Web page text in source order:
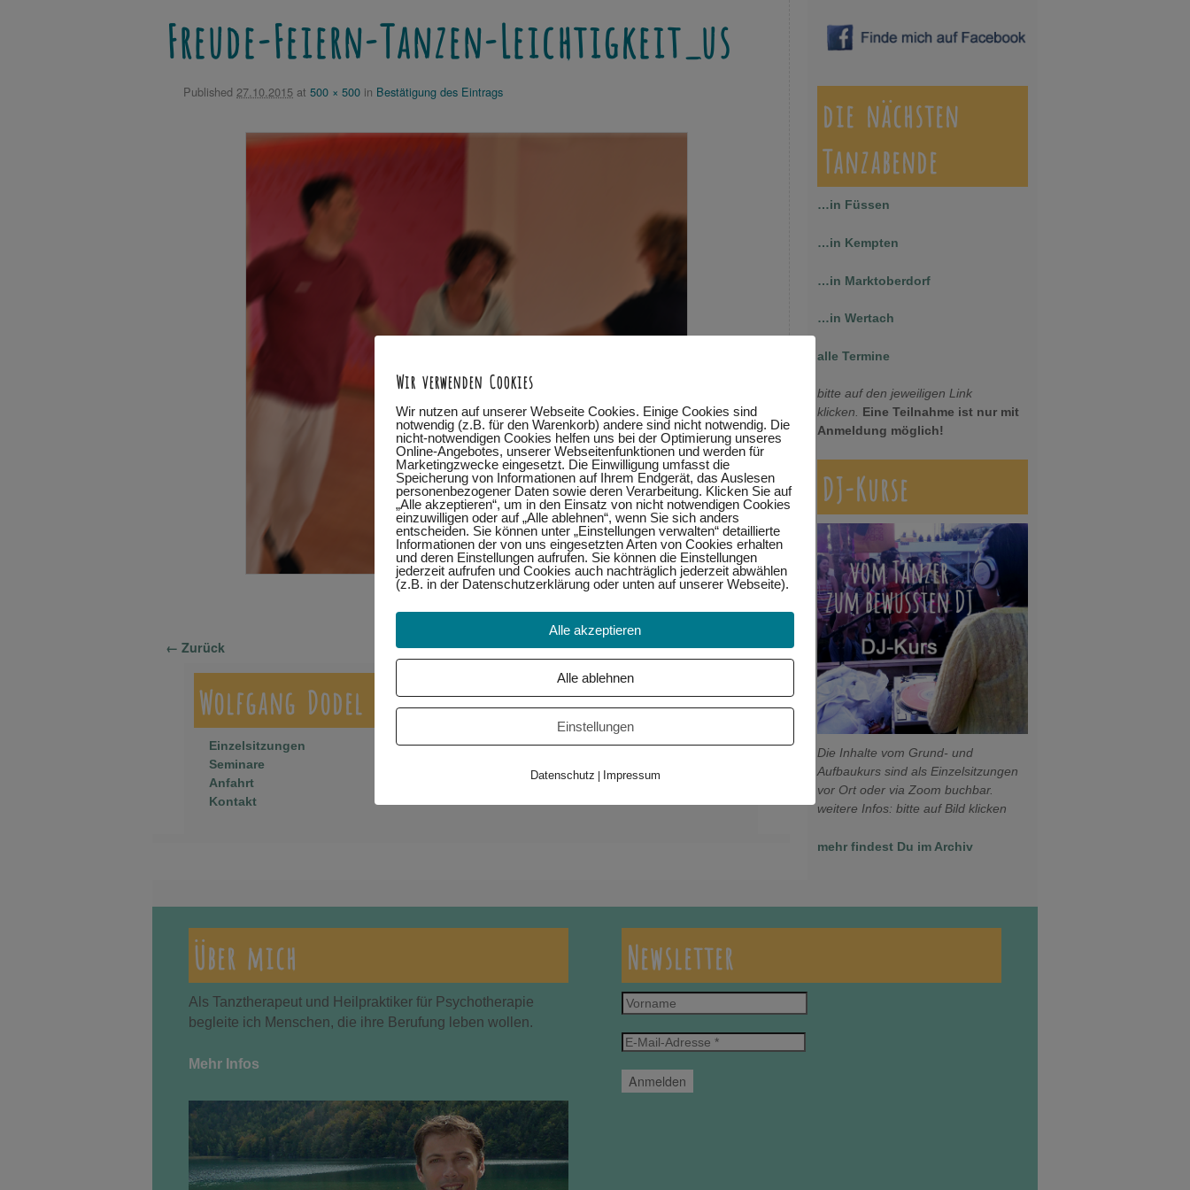
Freude-Feiern-Tanzen-Leichtigkeit_us
Published 27.10.2015 at 500 × 500 in Bestätigung des Eintrags
Bilder-Navigation
← Zurück Weiter →
Wolfgang Dodel
Einzelsitzungen
Seminare
Anfahrt
Kontakt
die nächsten
Tanzabende
…in Füssen
…in Kempten
…in Marktoberdorf
…in Wertach
alle Termine
bitte auf den jeweiligen Link
klicken. Eine Teilnahme ist nur mit
Anmeldung möglich!
DJ-Kurse
Die Inhalte vom Grund- und
Aufbaukurs sind als Einzelsitzungen
vor Ort oder via Zoom buchbar.
weitere Infos: bitte auf Bild klicken
mehr findest Du im Archiv
Über mich
Als Tanztherapeut und Heilpraktiker für Psychotherapie
begleite ich Menschen, die ihre Berufung leben wollen.
Mehr Infos
Newsletter
Vorname
E-
Adresse
*
Wir verwenden Cookies
Wir nutzen auf unserer Webseite Cookies. Einige Cookies sind
notwendig (z.B. für den Warenkorb) andere sind nicht notwendig. Die
nicht-notwendigen Cookies helfen uns bei der Optimierung unseres
Online-Angebotes, unserer Webseitenfunktionen und werden für
Marketingzwecke eingesetzt. Die Einwilligung umfasst die
Speicherung von Informationen auf Ihrem Endgerät, das Auslesen
personenbezogener Daten sowie deren Verarbeitung. Klicken Sie auf
„Alle akzeptieren“, um in den Einsatz von nicht notwendigen Cookies
einzuwilligen oder auf „Alle ablehnen“, wenn Sie sich anders
entscheiden. Sie können unter „Einstellungen verwalten“ detaillierte
Informationen der von uns eingesetzten Arten von Cookies erhalten
und deren Einstellungen aufrufen. Sie können die Einstellungen
jederzeit aufrufen und Cookies auch nachträglich jederzeit abwählen
(z.B. in der Datenschutzerklärung oder unten auf unserer Webseite).
Alle akzeptieren
Alle ablehnen
Einstellungen
Datenschutz Impressum